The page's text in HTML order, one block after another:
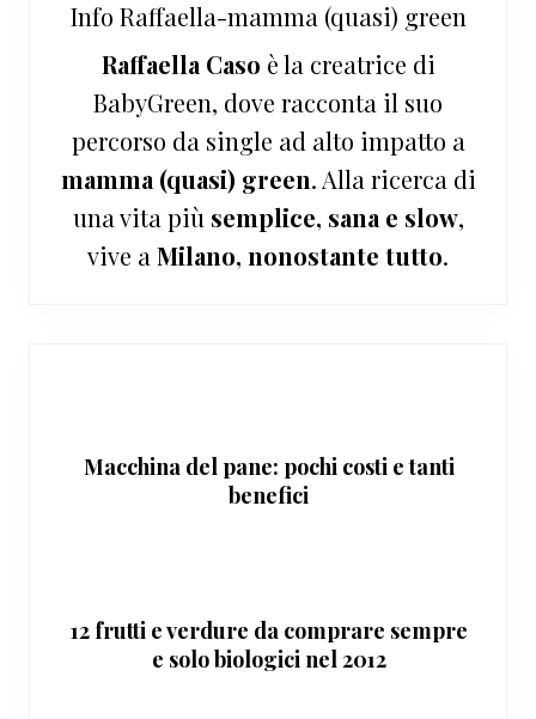
Info Raffaella-mamma (quasi) green
Raffaella Caso è la creatrice di
BabyGreen, dove racconta il suo
percorso da single ad alto impatto a
mamma (quasi) green. Alla ricerca di
una vita più semplice, sana e slow,
vive a Milano, nonostante tutto.
Macchina del pane: pochi costi e tanti
benefici
12 frutti e verdure da comprare sempre
e solo biologici nel 2012